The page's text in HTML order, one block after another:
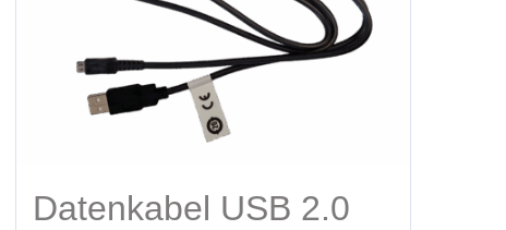
Datenkabel USB 2.0